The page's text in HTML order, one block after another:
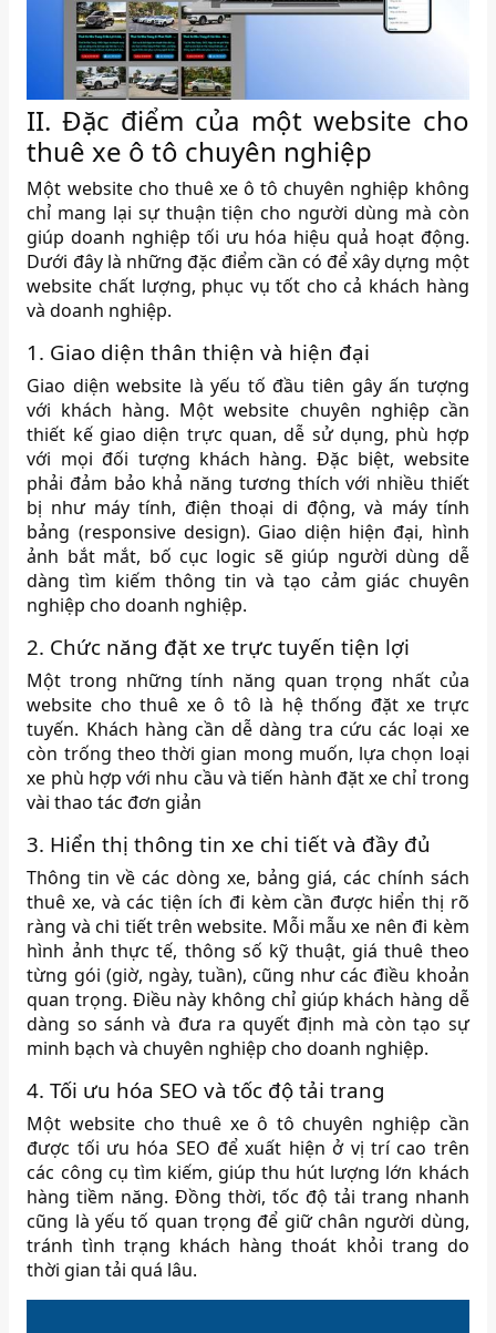
II. Đặc điểm của một website cho
thuê xe ô tô chuyên nghiệp
Một website cho thuê xe ô tô chuyên nghiệp không
chỉ mang lại sự thuận tiện cho người dùng mà còn
giúp doanh nghiệp tối ưu hóa hiệu quả hoạt động.
Dưới đây là những đặc điểm cần có để xây dựng một
website chất lượng, phục vụ tốt cho cả khách hàng
và doanh nghiệp.
1. Giao diện thân thiện và hiện đại
Giao diện website là yếu tố đầu tiên gây ấn tượng
với khách hàng. Một website chuyên nghiệp cần
thiết kế giao diện trực quan, dễ sử dụng, phù hợp
với mọi đối tượng khách hàng. Đặc biệt, website
phải đảm bảo khả năng tương thích với nhiều thiết
bị như máy tính, điện thoại di động, và máy tính
bảng (responsive design). Giao diện hiện đại, hình
ảnh bắt mắt, bố cục logic sẽ giúp người dùng dễ
dàng tìm kiếm thông tin và tạo cảm giác chuyên
nghiệp cho doanh nghiệp.
2. Chức năng đặt xe trực tuyến tiện lợi
Một trong những tính năng quan trọng nhất của
website cho thuê xe ô tô là hệ thống đặt xe trực
tuyến. Khách hàng cần dễ dàng tra cứu các loại xe
còn trống theo thời gian mong muốn, lựa chọn loại
xe phù hợp với nhu cầu và tiến hành đặt xe chỉ trong
vài thao tác đơn giản
3. Hiển thị thông tin xe chi tiết và đầy đủ
Thông tin về các dòng xe, bảng giá, các chính sách
thuê xe, và các tiện ích đi kèm cần được hiển thị rõ
ràng và chi tiết trên website. Mỗi mẫu xe nên đi kèm
hình ảnh thực tế, thông số kỹ thuật, giá thuê theo
từng gói (giờ, ngày, tuần), cũng như các điều khoản
quan trọng. Điều này không chỉ giúp khách hàng dễ
dàng so sánh và đưa ra quyết định mà còn tạo sự
minh bạch và chuyên nghiệp cho doanh nghiệp.
4. Tối ưu hóa SEO và tốc độ tải trang
Một website cho thuê xe ô tô chuyên nghiệp cần
được tối ưu hóa SEO để xuất hiện ở vị trí cao trên
các công cụ tìm kiếm, giúp thu hút lượng lớn khách
hàng tiềm năng. Đồng thời, tốc độ tải trang nhanh
cũng là yếu tố quan trọng để giữ chân người dùng,
tránh tình trạng khách hàng thoát khỏi trang do
thời gian tải quá lâu.